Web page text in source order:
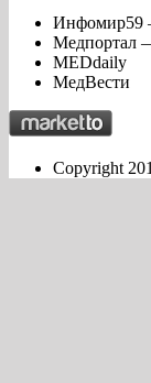
Инфомир59
Медпортал
MEDdaily
МедВести
Copyright